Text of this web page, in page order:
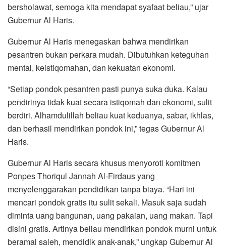
bersholawat, semoga kita mendapat syafaat beliau,” ujar
Gubernur Al Haris.
Gubernur Al Haris menegaskan bahwa mendirikan
pesantren bukan perkara mudah. Dibutuhkan keteguhan
mental, keistiqomahan, dan kekuatan ekonomi.
“Setiap pondok pesantren pasti punya suka duka. Kalau
pendirinya tidak kuat secara istiqomah dan ekonomi, sulit
berdiri. Alhamdulillah beliau kuat keduanya, sabar, ikhlas,
dan berhasil mendirikan pondok ini,” tegas Gubernur Al
Haris.
Gubernur Al Haris secara khusus menyoroti komitmen
Ponpes Thoriqul Jannah Al-Firdaus yang
menyelenggarakan pendidikan tanpa biaya. “Hari ini
mencari pondok gratis itu sulit sekali. Masuk saja sudah
diminta uang bangunan, uang pakaian, uang makan. Tapi
disini gratis. Artinya beliau mendirikan pondok murni untuk
beramal saleh, mendidik anak-anak,” ungkap Gubernur Al